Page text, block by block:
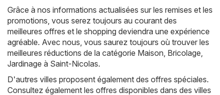
Grâce à nos informations actualisées sur les remises et les
promotions, vous serez toujours au courant des
meilleures offres et le shopping deviendra une expérience
agréable. Avec nous, vous saurez toujours où trouver les
meilleures réductions de la catégorie Maison, Bricolage,
Jardinage à Saint-Nicolas.
D'autres villes proposent également des offres spéciales.
Consultez également les offres disponibles dans des villes